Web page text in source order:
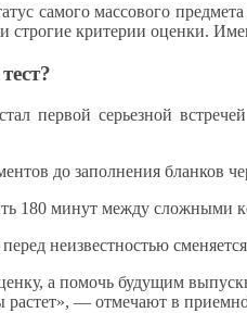
самого массового
и строгие критерии оценки.
тест?
первой серьезной встречей
до заполнения бланков
180 минут между сложными
перед неизвестностью
а помочь будущим
растет», — отмечают в